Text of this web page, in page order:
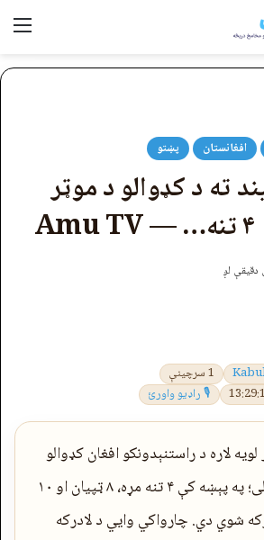
افغانستان پښتو
ته د کډوالو د موټر
دقیقې لږ
1 سرچینې
🎙 راډیو واورئ
لاره د راستنېدونکو افغان کډوالو
موټر سیند ته لوېدلی؛ په پېښه کې ۴ تنه مړه، ۸ ټپیان او ۱۰
شوي دي. چارواکي وایي د لادرکه